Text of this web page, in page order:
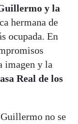
y la
hermana de
ocupada. En
imagen y la
Real de los
no se